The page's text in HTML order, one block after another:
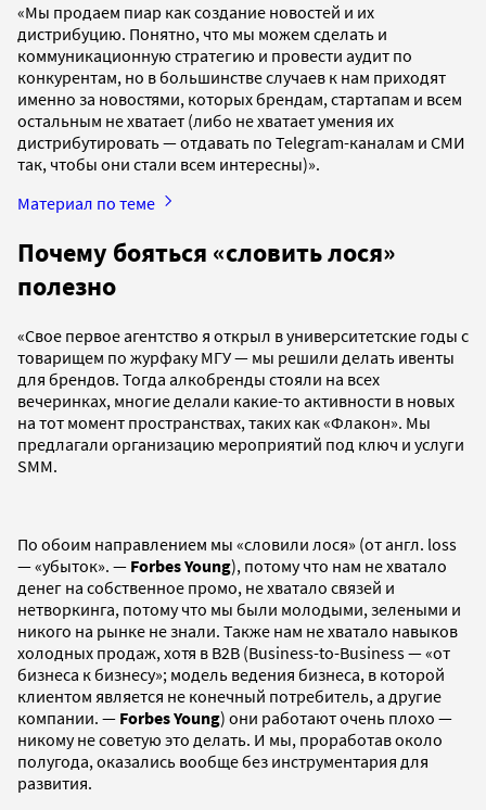
«Мы продаем пиар как создание новостей и их
дистрибуцию. Понятно, что мы можем сделать и
коммуникационную стратегию и провести аудит по
конкурентам, но в большинстве случаев к нам приходят
именно за новостями, которых брендам, стартапам и всем
остальным не хватает (либо не хватает умения их
дистрибутировать — отдавать по Telegram-каналам и СМИ
так, чтобы они стали всем интересны)».
Материал по теме
Почему бояться «словить лося»
полезно
«Свое первое агентство я открыл в университетские годы с
товарищем по журфаку МГУ — мы решили делать ивенты
для брендов. Тогда алкобренды стояли на всех
вечеринках, многие делали какие-то активности в новых
на тот момент пространствах, таких как «Флакон». Мы
предлагали организацию мероприятий под ключ и услуги
SMM.
По обоим направлением мы «словили лося» (от англ. loss
— «убыток». — Forbes Young), потому что нам не хватало
денег на собственное промо, не хватало связей и
нетворкинга, потому что мы были молодыми, зелеными и
никого на рынке не знали. Также нам не хватало навыков
холодных продаж, хотя в B2B (Business-to-Business — «от
бизнеса к бизнесу»; модель ведения бизнеса, в которой
клиентом является не конечный потребитель, а другие
компании. — Forbes Young) они работают очень плохо —
никому не советую это делать. И мы, проработав около
полугода, оказались вообще без инструментария для
развития.